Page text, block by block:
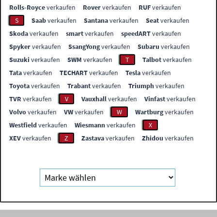
Rolls-Royceverkaufen Roververkaufen RUFverkaufen
S
Saabverkaufen Santanaverkaufen Seatverkaufen
Skodaverkaufen smartverkaufen speedARTverkaufen
Spykerverkaufen SsangYongverkaufen Subaru verkaufen
Suzuki verkaufen SWM verkaufen T Talbotverkaufen
Tataverkaufen TECHARTverkaufen Teslaverkaufen
Toyotaverkaufen Trabantverkaufen Triumphverkaufen
TVR verkaufen V Vauxhallverkaufen Vinfastverkaufen
Volvoverkaufen VWverkaufen W Wartburgverkaufen
Westfieldverkaufen Wiesmannverkaufen
X
XEVverkaufen Z Zastavaverkaufen Zhidou verkaufen